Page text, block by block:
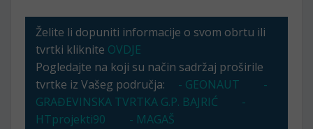
Želite li dopuniti informacije o svom obrtu ili
tvrtki kliknite OVDJE
Pogledajte na koji su način sadržaj proširile
tvrtke iz Vašeg područja:
- GEONAUT
-
GRAĐEVINSKA TVRTKA G.P. BAJRIĆ
-
HTprojekti90
- MAGAŠ